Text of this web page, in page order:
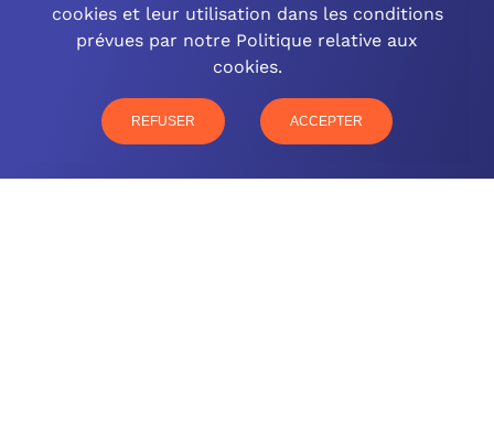
OCINEO GRAND EST
77 rue Paul Douce – 51480 Damery
CONTACTEZ-NOUS
cookies et leur utilisation dans les conditions
prévues par notre Politique relative aux
cookies.
REFUSER ACCEPTER